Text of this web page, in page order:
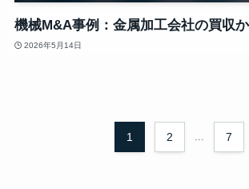
機械M&A事例：金属加工会社の買収
2026年5月14日
1 2 ... 7